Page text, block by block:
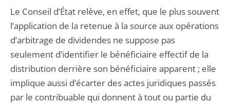
Le Conseil d’État relève, en effet, que le plus souvent
l’application de la retenue à la source aux opérations
d’arbitrage de dividendes ne suppose pas
seulement d’identifier le bénéficiaire effectif de la
distribution derrière son bénéficiaire apparent ; elle
implique aussi d’écarter des actes juridiques passés
par le contribuable qui donnent à tout ou partie du